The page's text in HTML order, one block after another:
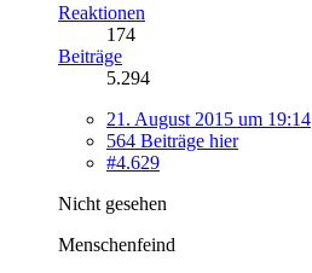
Reaktionen
174
Beiträge
5.294
21. August 2015 um 19:14
564 Beiträge hier
#4.629
Nicht gesehen
Menschenfeind